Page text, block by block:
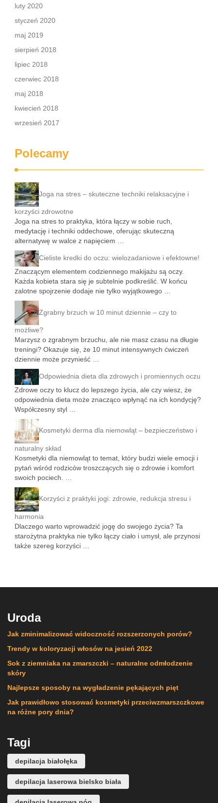
luty 2020
styczeń 2020
maj 2019
sierpień 2018
lipiec 2018
czerwiec 2018
maj 2018
kwiecień 2018
wrzesień 2017
Polecamy
Joga na stres – skuteczne techniki relaksacyjne i
korzyści zdrowotne
Joga na stres to praktyka, która łączy w sobie ruch,
medytację i techniki oddechowe, oferując skuteczną
alternatywę w walce z napięciem …
Cieliste kredki do oczu: wielozadaniowe i efektowne!
Znaczącym elementem codziennego makijażu są oczy.
Każda kobieta stara się je subtelnie podkreślić. W końcu
zalotne spojrzenie dodaje nie tylko wyjątkowego …
Zgrabny brzuch w 10 minut dziennie – czy to
możliwe?
Marzysz o zgrabnym brzuchu, ale nie masz czasu na długie
treningi? Okazuje się, że 10 minut intensywnych ćwiczeń
dziennie może przynieść …
Odpowiednia dieta dla zdrowych i promiennych oczu
Zdrowe oczy to klucz do lepszego życia, ale czy wiesz, że
odpowiednia dieta może znacząco wpłynąć na ich kondycję?
Współczesny styl …
Kosmetyki derma dla niemowląt – bezpieczeństwo i
naturalny skład
Kosmetyki dla niemowląt to temat, który budzi wiele emocji i
pytań wśród rodziców troszczących się o zdrowie i komfort
swoich pociech. …
Korzyści z praktyki jogi: zdrowie, redukcja stresu i
harmonia
Dlaczego warto wprowadzić jogę do swojego życia? Ta
starożytna praktyka nie tylko łączy ciało i umysł, ale przynosi
także szereg korzyści …
Uroda
Jak zminimalizować widoczność rozszerzonych porów?
Trendy w koloryzacji włosów na jesień 2022
Sok z ziemniaka na zmarszczki – naturalne odmłodzenie
skóry
Najlepsze sposoby na wygładzenie pękających pięt
Jak prawidłowo stosować kosmetyki przeciwzmarszczkowe
na różne pory dnia?
Tagi
depilacja białołęka
depilacja laserowa bielsko biała